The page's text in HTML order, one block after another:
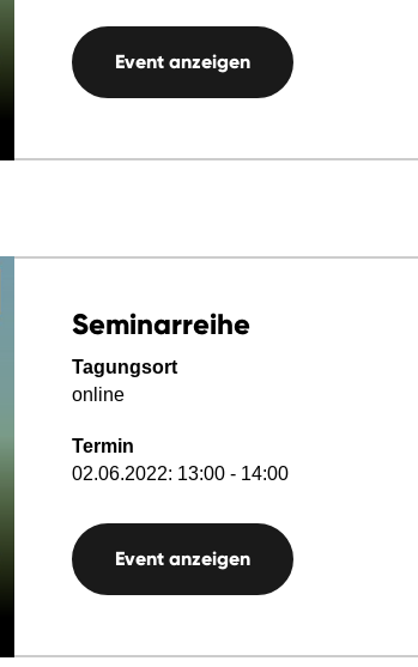
Event anzeigen
Seminarreihe
Tagungsort
online
Termin
02.06.2022: 13:00 - 14:00
Event anzeigen